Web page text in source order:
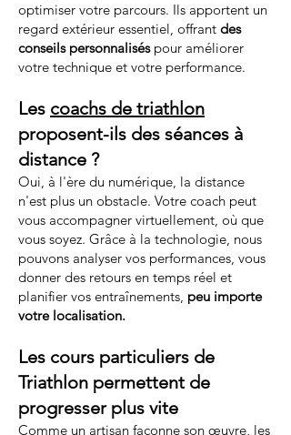
optimiser votre parcours. Ils apportent un
regard extérieur essentiel, offrant des
conseils personnaliséspour améliorer
votre technique et votre performance.
Les coachs de triathlon
proposent-ils des séances à
distance ?
Oui, à l'ère du numérique, la distance
n'est plus un obstacle. Votre coach peut
vous accompagner virtuellement, où que
vous soyez. Grâce à la technologie, nous
pouvons analyser vos performances, vous
donner des retours en temps réel et
planifier vos entraînements, peu importe
votre localisation.
Les cours particuliers de
Triathlon permettent de
progresser plus vite
Comme un artisan façonne son œuvre, les